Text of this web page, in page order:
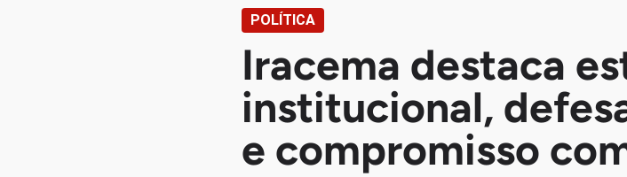
POLÍTICA
Iracema destaca
institucional,
e compromisso